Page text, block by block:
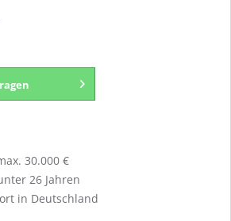
30.000 €
26 Jahren
in Deutschland